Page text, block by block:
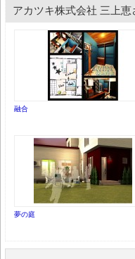
アカツキ株式会社 三上
融合
夢の庭